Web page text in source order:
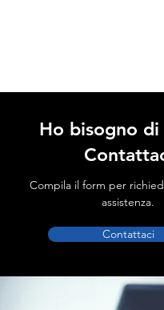
Ho bisogno di
Compila il form per
assistenza.
Contattaci